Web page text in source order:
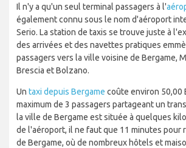
Il n'y a qu'un seul terminal passagers à l'
également connu sous le nom d'aéroport
Serio. La station de taxis se trouve juste à
des arrivées et des navettes pratiques
passagers vers la ville voisine de Bergame,
Brescia et Bolzano.
Un taxi depuis Bergame coûte environ 50,00
maximum de 3 passagers partageant un
la ville de Bergame est située à quelques
de l'aéroport, il ne faut que 11 minutes pour
de Bergame, où de nombreux hôtels et